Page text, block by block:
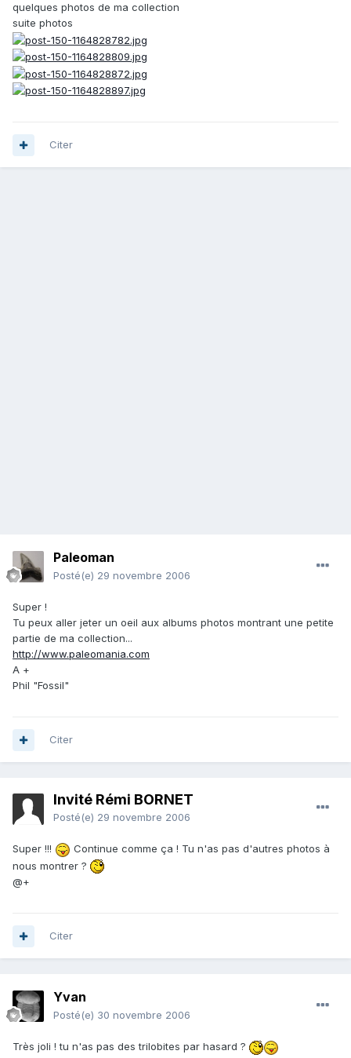
quelques photos de ma collection
suite photos
Citer
Paleoman
Posté(e) 29 novembre 2006
Super !
Tu peux aller jeter un oeil aux albums photos montrant une petite
partie de ma collection...
http://www.paleomania.com
A +
Phil "Fossil"
Citer
Invité Rémi BORNET
Posté(e) 29 novembre 2006
Super !!!
Continue comme ça ! Tu n'as pas d'autres photos à
nous montrer ?
@+
Citer
Yvan
Posté(e) 30 novembre 2006
Très joli ! tu n'as pas des trilobites par hasard ?